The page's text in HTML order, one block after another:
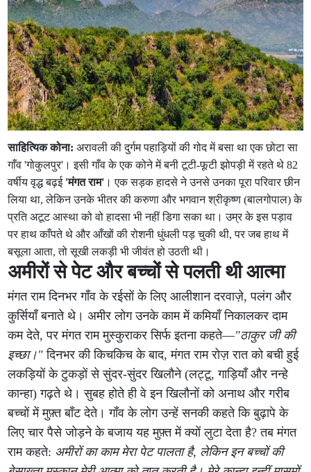
साहित्यिक कोना: अरावली की दुर्गम पहाड़ियों की गोद में बसा था एक छोटा सा
गाँव 'गोकुलपुर'। इसी गाँव के एक कोने में बनी टूटी-फूटी झोपड़ी में रहते थे 82
वर्षीय वृद्ध बढ़ई 'मंगत राम' । एक सड़क हादसे ने उनसे उनका पूरा परिवार छीन
लिया था, लेकिन उनके भीतर की करुणा और भगवान श्रीकृष्ण (बालगोपाल) के
प्रति अटूट आस्था को वो हादसा भी नहीं डिगा सका था। उम्र के इस पड़ाव
पर हाथ काँपते थे और आँखों की रोशनी धुंधली पड़ चुकी थी, पर जब हाथ में
बसूला आता, तो सूखी लकड़ी भी जीवंत हो उठती थी।
अमीरों से पेट और बच्चों से पलती थी आत्मा
मंगत राम दिनभर गाँव के रईसों के लिए आलीशान दरवाज़े, पलंग और
कुर्सियाँ बनाते थे। अमीर लोग उनके काम में कमियाँ निकालकर दाम
कम देते, पर मंगत राम मुस्कुराकर सिर्फ इतना कहते—"ठाकुर जी की
इच्छा।" दिनभर की किचकिच के बाद, मंगत राम रोज़ रात को बची हुई
लकड़ियों के टुकड़ों से सुंदर-सुंदर खिलौने (लट्टू, गाड़ियाँ और नन्हे
कान्हा) गढ़ते थे। सुबह होते ही वे इन खिलौनों को अनाथ और गरीब
बच्चों में मुफ़्त बाँट देते। गाँव के लोग उन्हें सनकी कहते कि बुढ़ापे के
लिए चार पैसे जोड़ने के बजाय यह मुफ़्त में क्यों लुटा देता है? तब मंगत
राम कहते: अमीरों का काम मेरा पेट पालता है, लेकिन इन बच्चों की